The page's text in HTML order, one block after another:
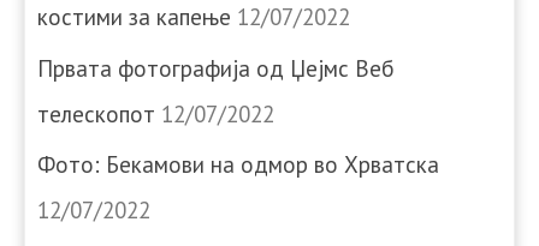
костими за капење 12/07/2022
Првата фотографија од Џејмс Веб
телескопот 12/07/2022
Фото: Бекамови на одмор во Хрватска
12/07/2022